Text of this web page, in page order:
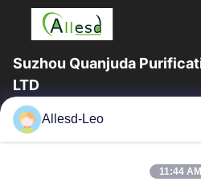
Suzhou Quanjuda
LTD
Pengalaman 16 tahun, Sebagai
produk ESD & Cleanroom
Allesd-Leo
11:44 AM